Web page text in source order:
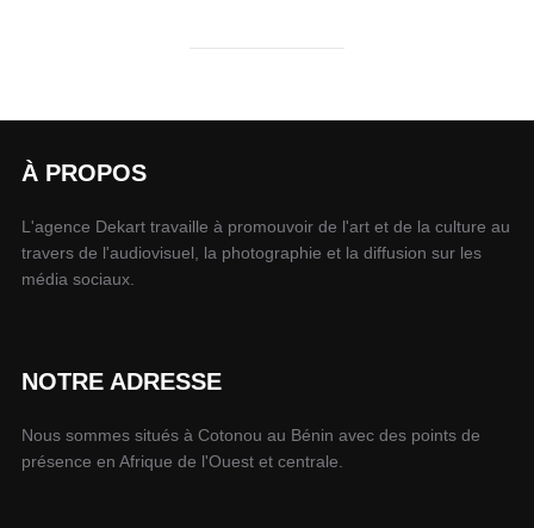
À PROPOS
L'agence Dekart travaille à promouvoir de l'art et de la culture au
travers de l'audiovisuel, la photographie et la diffusion sur les
média sociaux.
NOTRE ADRESSE
Nous sommes situés à Cotonou au Bénin avec des points de
présence en Afrique de l'Ouest et centrale.